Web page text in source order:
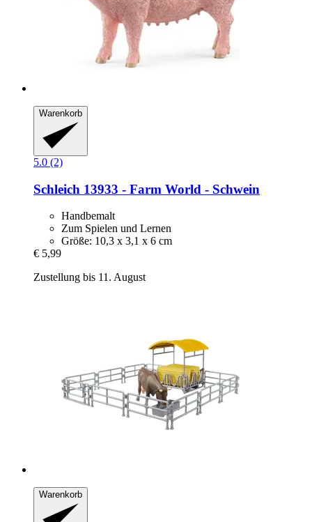
Warenkorb
5.0 (2)
Schleich 13933 -​ Farm World -​ Schwein
Handbemalt
Zum Spielen und Lernen
Größe: 10,3 x 3,1 x 6 cm
€ 5,99
Zustellung bis 11. August
Warenkorb